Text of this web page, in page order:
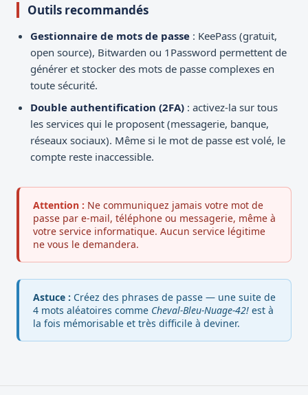
Outils recommandés
Gestionnaire de mots de passe : KeePass (gratuit,
open source), Bitwarden ou 1Password permettent de
générer et stocker des mots de passe complexes en
toute sécurité.
Double authentification (2FA) : activez-la sur tous
les services qui le proposent (messagerie, banque,
réseaux sociaux). Même si le mot de passe est volé, le
compte reste inaccessible.
Attention : Ne communiquez jamais votre mot de
passe par e-mail, téléphone ou messagerie, même à
votre service informatique. Aucun service légitime
ne vous le demandera.
Astuce : Créez des phrases de passe — une suite de
4 mots aléatoires comme Cheval-Bleu-Nuage-42! est à
la fois mémorisable et très difficile à deviner.